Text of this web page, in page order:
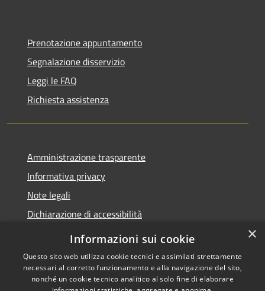
Prenotazione appuntamento
Segnalazione disservizio
Leggi le FAQ
Richiesta assistenza
Amministrazione trasparente
Informativa privacy
Note legali
Dichiarazione di accessibilità
RSS
Accessibilità
Copyright © 2026 • Comune di
Belpasso • Powered by
×
Informazioni sui cookie
Questo sito web utilizza cookie tecnici e assimilati strettamente
necessari al corretto funzionamento e alla navigazione del sito,
nonché un cookie tecnico analitico al solo fine di elaborare